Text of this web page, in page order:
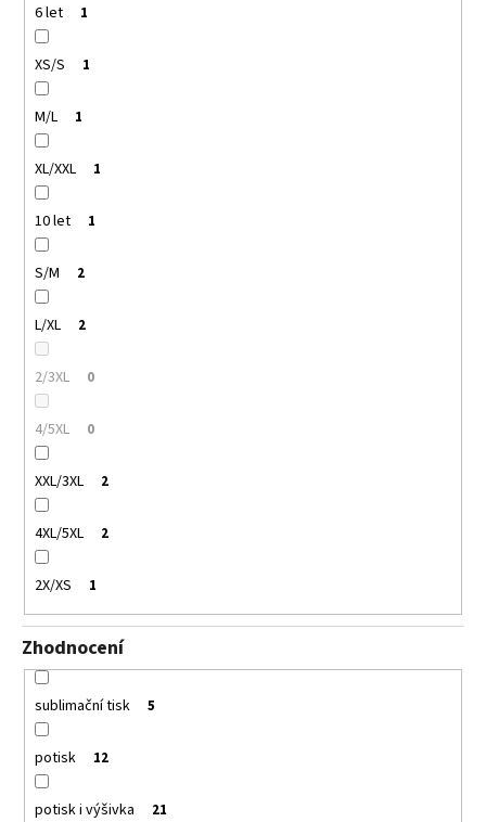
6 let 1
XS/S 1
M/L 1
XL/XXL 1
10 let 1
S/M 2
L/XL 2
2/3XL 0
4/5XL 0
XXL/3XL 2
4XL/5XL 2
2X/XS 1
Zhodnocení
sublimační tisk 5
potisk 12
potisk i výšivka 21